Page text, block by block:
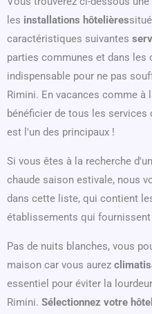
les installations hôtelières
caractéristiques suivantes
parties communes et dans les
indispensable pour ne pas
Rimini. En vacances comme à
bénéficier de tous les
est l'un des principaux !
Si vous êtes à la recherche d'un
chaude saison estivale, nous
dans cette liste, qui contient
établissements qui
Pas de nuits blanches, vous
maison car vous aurez
essentiel pour éviter la
Rimini. Sélectionnez votre